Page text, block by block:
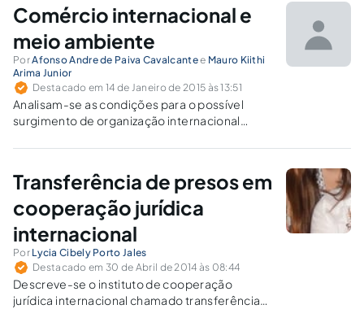
Comércio internacional e
meio ambiente
PorAfonso Andre de Paiva Cavalcantee Mauro Kiithi
Arima Junior
Destacado em 14 de Janeiro de 2015 às 13:51
Analisam-se as condições para o possível
surgimento de organização internacional
as eventuais consequências o comércio
Transferência de presos em
cooperação jurídica
internacional
Por Lycia Cibely Porto Jales
Destacado em 30 de Abril de 2014 às 08:44
Descreve-se o instituto de cooperação
jurídica internacional chamado transferência